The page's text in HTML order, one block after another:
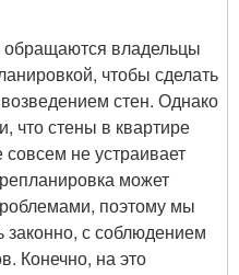
владельцы
чтобы сделать
стен. Однако
что стены в квартире
не устраивает
может
поэтому мы
законно, с соблюдением
Конечно, на это